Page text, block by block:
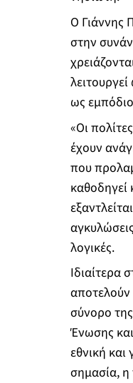
Ο Γιάννης
στην
ως
«Οι
έχουν
που
καθοδηγεί
λογικές.
αποτελούν
σύνορο
Ένωσης
εθνική και
σημασία, η